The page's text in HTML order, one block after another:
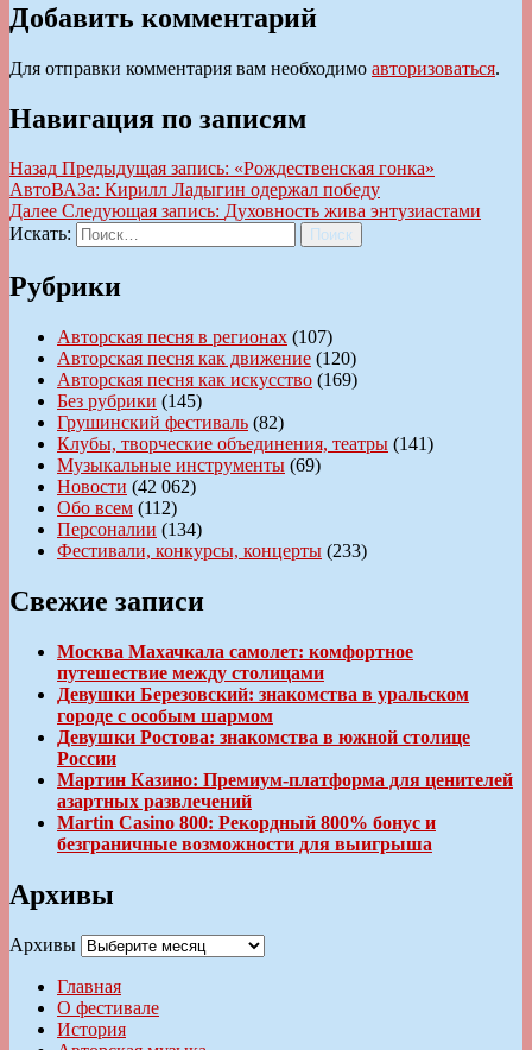
Добавить комментарий
Для отправки комментария вам необходимо авторизоваться.
Навигация по записям
Назад Предыдущая запись: «Рождественская гонка»
АвтоВАЗа: Кирилл Ладыгин одержал победу
Далее Следующая запись: Духовность жива энтузиастами
Искать:
Поиск
Рубрики
Авторская песня в регионах (107)
Авторская песня как движение (120)
Авторская песня как искусство (169)
Без рубрики (145)
Грушинский фестиваль (82)
Клубы, творческие объединения, театры (141)
Музыкальные инструменты (69)
Новости (42 062)
Обо всем (112)
Персоналии (134)
Фестивали, конкурсы, концерты (233)
Свежие записи
Москва Махачкала самолет: комфортное
путешествие между столицами
Девушки Березовский: знакомства в уральском
городе с особым шармом
Девушки Ростова: знакомства в южной столице
России
Мартин Казино: Премиум-платформа для ценителей
азартных развлечений
Martin Casino 800: Рекордный 800% бонус и
безграничные возможности для выигрыша
Архивы
Архивы
Главная
О фестивале
История